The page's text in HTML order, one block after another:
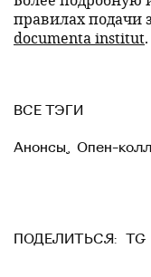
правилах подачи
documenta institut.
ВСЕ ТЭГИ
Анонсы, Опен-
ПОДЕЛИТЬСЯ: TG